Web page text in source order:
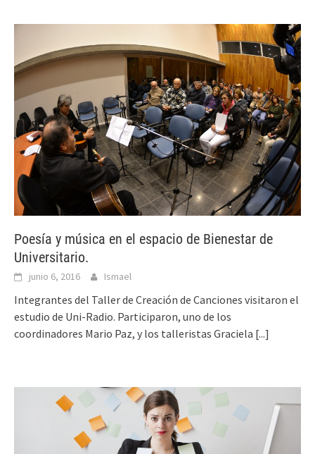
Poesía y música en el espacio de Bienestar de
Universitario.
junio 6, 2016 Ismael
Integrantes del Taller de Creación de Canciones visitaron el
estudio de Uni-Radio. Participaron, uno de los
coordinadores Mario Paz, y los talleristas Graciela [...]